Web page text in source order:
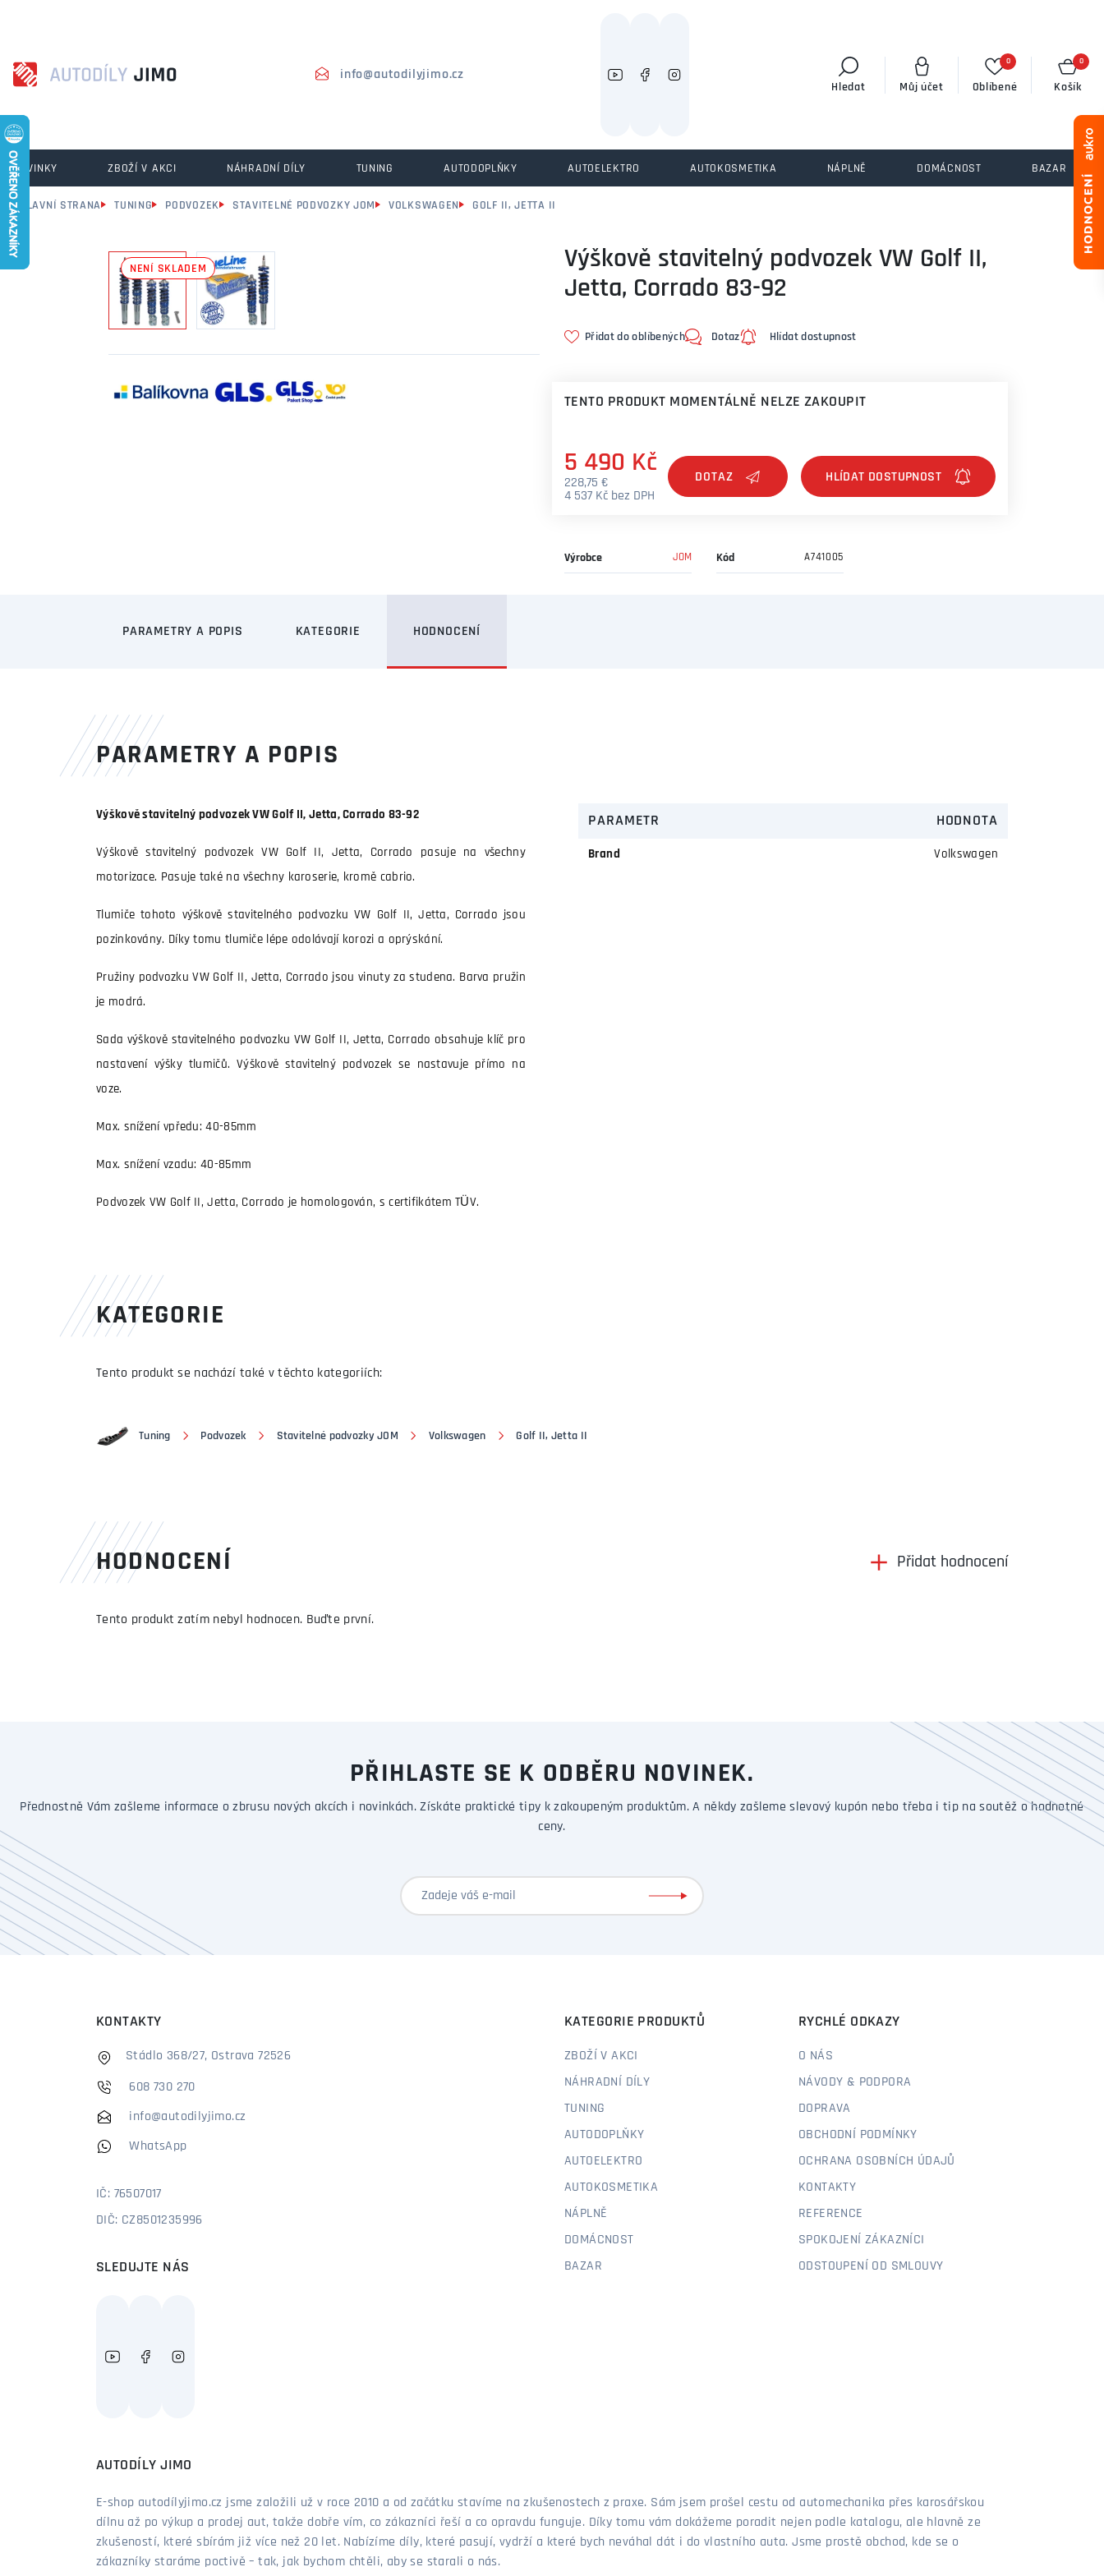
info@autodilyjimo.cz
Hledat Můj účet
0
Oblíbené
0
Košík
NOVINKY ZBOŽÍ V AKCI NÁHRADNÍ DÍLY TUNING AUTODOPLŇKY AUTOELEKTRO AUTOKOSMETIKA NÁPLNĚ DOMÁCNOST BAZAR
HLAVNÍ STRANA TUNING PODVOZEK STAVITELNÉ PODVOZKY JOM VOLKSWAGEN GOLF II, JETTA II
NENÍ SKLADEM
Výškově stavitelný podvozek VW Golf II,
Jetta, Corrado 83-92
Přidat do oblíbených Dotaz Hlídat dostupnost
TENTO PRODUKT MOMENTÁLNĚ NELZE ZAKOUPIT
5 490 Kč
228,75 €
4 537 Kč bez DPH
DOTAZ
Výrobce JOM Kód A741005
PARAMETRY A POPIS KATEGORIE HODNOCENÍ
PARAMETRY A POPIS
Výškově stavitelný podvozek VW Golf II, Jetta, Corrado 83-92
Výškově stavitelný podvozek VW Golf II, Jetta, Corrado pasuje na všechny
motorizace. Pasuje také na všechny karoserie, kromě cabrio.
Tlumiče tohoto výškově stavitelného podvozku VW Golf II, Jetta, Corrado jsou
pozinkovány. Díky tomu tlumiče lépe odolávají korozi a oprýskání.
Pružiny podvozku VW Golf II, Jetta, Corrado jsou vinuty za studena. Barva pružin
je modrá.
Sada výškově stavitelného podvozku VW Golf II, Jetta, Corrado obsahuje klíč pro
nastavení výšky tlumičů. Výškově stavitelný podvozek se nastavuje přímo na
voze.
Max. snížení vpředu: 40-85mm
Max. snížení vzadu: 40-85mm
Podvozek VW Golf II, Jetta, Corrado je homologován, s certifikátem TÜV.
PARAMETR HODNOTA
Brand Volkswagen
KATEGORIE
Tento produkt se nachází také v těchto kategoriích:
Tuning Podvozek Stavitelné podvozky JOM Volkswagen Golf II, Jetta II
HODNOCENÍ Přidat hodnocení
Tento produkt zatím nebyl hodnocen. Buďte první.
PŘIHLASTE SE K ODBĚRU NOVINEK.
Přednostně Vám zašleme informace o zbrusu nových akcích i novinkách. Získáte praktické tipy k zakoupeným produktům. A někdy zašleme slevový kupón nebo třeba i tip na soutěž o hodnotné
ceny.
KONTAKTY
Stádlo 368/27, Ostrava 72526
608 730 270
info@autodilyjimo.cz
WhatsApp
IČ: 76507017
DIČ: CZ8501235996
SLEDUJTE NÁS
KATEGORIE PRODUKTŮ
ZBOŽÍ V AKCI
NÁHRADNÍ DÍLY
TUNING
AUTODOPLŇKY
AUTOELEKTRO
AUTOKOSMETIKA
NÁPLNĚ
DOMÁCNOST
BAZAR
RYCHLÉ ODKAZY
O NÁS
NÁVODY & PODPORA
DOPRAVA
OBCHODNÍ PODMÍNKY
OCHRANA OSOBNÍCH ÚDAJŮ
KONTAKTY
REFERENCE
SPOKOJENÍ ZÁKAZNÍCI
ODSTOUPENÍ OD SMLOUVY
AUTODÍLY JIMO
E-shop autodílyjimo.cz jsme založili už v roce 2010 a od začátku stavíme na zkušenostech z praxe. Sám jsem prošel cestu od automechanika přes karosářskou
dílnu až po výkup a prodej aut, takže dobře vím, co zákazníci řeší a co opravdu funguje. Díky tomu vám dokážeme poradit nejen podle katalogu, ale hlavně ze
zkušeností, které sbírám již více než 20 let. Nabízíme díly, které pasují, vydrží a které bych neváhal dát i do vlastního auta. Jsme prostě obchod, kde se o
zákazníky staráme poctivě – tak, jak bychom chtěli, aby se starali o nás.
Můžeme vám pomoci něco najít?